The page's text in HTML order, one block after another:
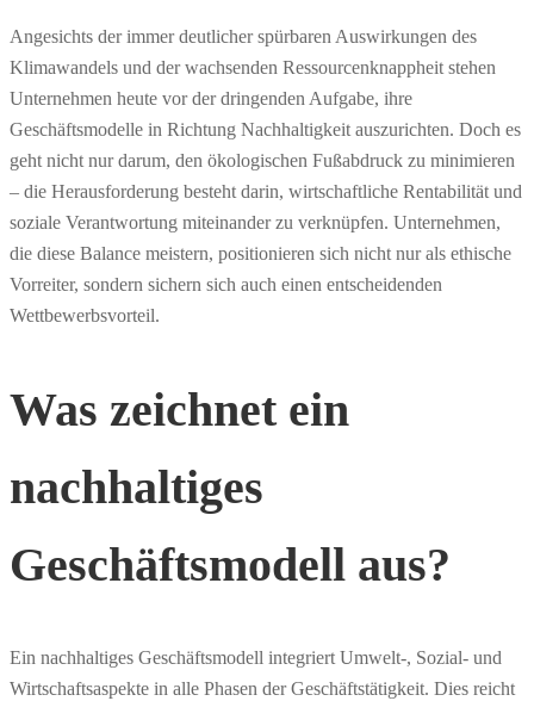
Angesichts der immer deutlicher spürbaren Auswirkungen des
Klimawandels und der wachsenden Ressourcenknappheit stehen
Unternehmen heute vor der dringenden Aufgabe, ihre
Geschäftsmodelle in Richtung Nachhaltigkeit auszurichten. Doch es
geht nicht nur darum, den ökologischen Fußabdruck zu minimieren
– die Herausforderung besteht darin, wirtschaftliche Rentabilität und
soziale Verantwortung miteinander zu verknüpfen. Unternehmen,
die diese Balance meistern, positionieren sich nicht nur als ethische
Vorreiter, sondern sichern sich auch einen entscheidenden
Wettbewerbsvorteil.
Was zeichnet ein
nachhaltiges
Geschäftsmodell aus?
Ein nachhaltiges Geschäftsmodell integriert Umwelt-, Sozial- und
Wirtschaftsaspekte in alle Phasen der Geschäftstätigkeit. Dies reicht